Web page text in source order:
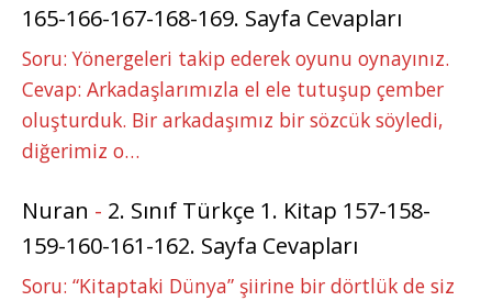
165-166-167-168-169. Sayfa Cevapları
Soru: Yönergeleri takip ederek oyunu oynayınız.
Cevap: Arkadaşlarımızla el ele tutuşup çember
oluşturduk. Bir arkadaşımız bir sözcük söyledi,
diğerimiz o…
Nuran - 2. Sınıf Türkçe 1. Kitap 157-158-
159-160-161-162. Sayfa Cevapları
Soru: “Kitaptaki Dünya” şiirine bir dörtlük de siz